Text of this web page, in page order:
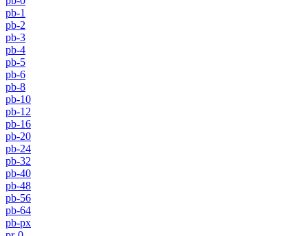
pb-1
pb-2
pb-3
pb-4
pb-5
pb-6
pb-8
pb-10
pb-12
pb-16
pb-20
pb-24
pb-32
pb-40
pb-48
pb-56
pb-64
pb-px